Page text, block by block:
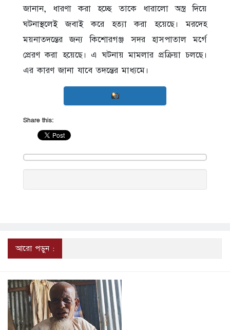
জানান, ধারণা করা হচ্ছে তাকে ধারালো অস্ত্র দিয়ে
ঘটনাস্থলেই জবাই করে হত্যা করা হয়েছে। মরদেহ
ময়নাতদন্তের জন্য কিশোরগঞ্জ সদর হাসপাতাল মর্গে
প্রেরণ করা হয়েছে। এ ঘটনায় মামলার প্রক্রিয়া চলছে।
এর কারণ জানা যাবে তদন্তের মাধ্যমে।
Share this:
আরো পড়ুন :